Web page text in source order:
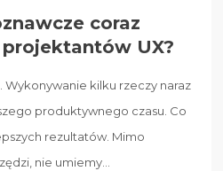
coraz
UX?
kilku rzeczy naraz
produktywnego czasu. Co
rezultatów. Mimo
nie umiemy...